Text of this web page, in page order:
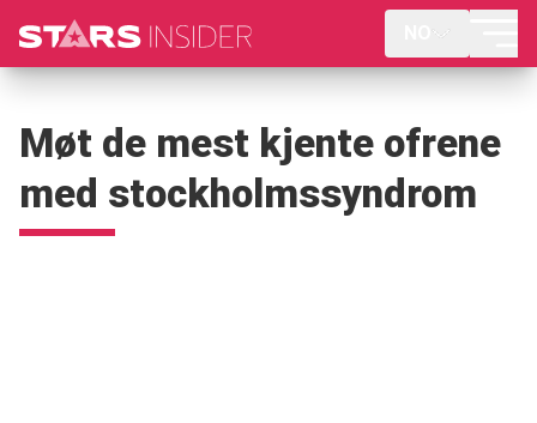
Møt de mest kjente ofrene
med stockholmssyndrom